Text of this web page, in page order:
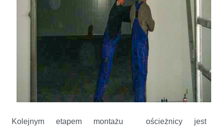
Kolejnym etapem montażu ościeżnicy jest